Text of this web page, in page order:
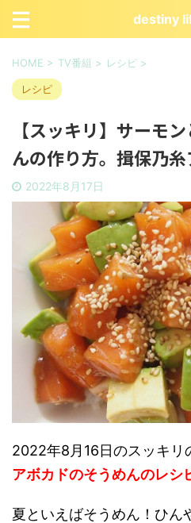
destiny
HOME > TV番組 > レシピ >
レシピ
【スッキリ】サーモ
んの作り方。揖保乃糸
2022年8月17日
2022年8月16日のスッキリ
アボカドのそうめんのレシ
夏といえばそうめん！ ひん